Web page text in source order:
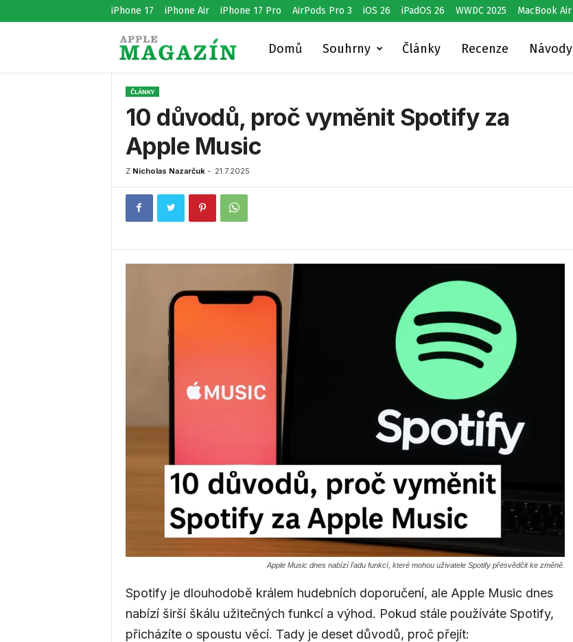
iPhone 17 iPhone Air iPhone 17 Pro AirPods Pro 3 iOS 26 iPadOS 26 WWDC 2025 MacBook Air
p
M
g
z
í
Domů Souhrny Články Recenze Návody
ČLÁNKY
10 důvodů, proč vyměnit Spotify za
Apple Music
Z Nicholas Nazarčuk- 21.7.2025
Apple Music dnes nabízí řadu funkcí, které mohou uživatele Spotify přesvědčit ke změně.
Spotify je dlouhodobě králem hudebních doporučení, ale Apple Music dnes
nabízí širší škálu užitečných funkcí a výhod. Pokud stále používáte Spotify,
přicházíte o spoustu věcí. Tady je deset důvodů, proč přejít: